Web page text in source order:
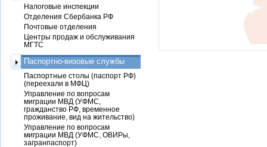
Налоговые инспекции
Отделения Сбербанка РФ
Почтовые отделения
Центры продаж и обслуживания
МГТС
Паспортно-визовые службы
Паспортные столы (паспорт РФ)
(переехали в МФЦ)
Управление по вопросам
миграции МВД (УФМС,
гражданство РФ, временное
проживание, вид на жительство)
Управление по вопросам
миграции МВД (УФМС, ОВИРы,
загранпаспорт)